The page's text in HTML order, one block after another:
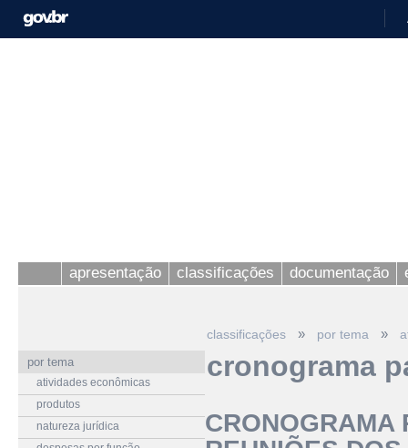
apresentação classificações documentação
por tema
atividades econômicas
produtos
natureza jurídica
classificações » por tema »
cronograma
CRONOGRAMA